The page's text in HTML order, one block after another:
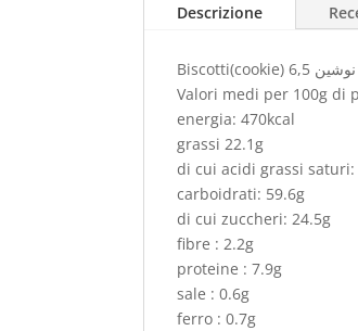
Descrizione
Valori medi per 100g di
energia: 470kcal
grassi 22.1g
di cui acidi grassi saturi:
carboidrati: 59.6g
di cui zuccheri: 24.5g
fibre : 2.2g
proteine : 7.9g
sale : 0.6g
ferro : 0.7g